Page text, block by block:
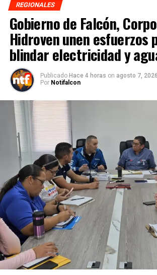
REGIONALES
Gobierno de Falcón,
Hidroven unen esfuerzos
blindar electricidad y
Publicado Hace 4 horas on agosto 7, 2026
Por Notifalcon